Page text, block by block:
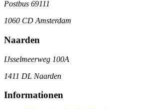
Postbus 69111
1060 CD Amsterdam
Naarden
IJsselmeerweg 100A
1411 DL Naarden
Informationen